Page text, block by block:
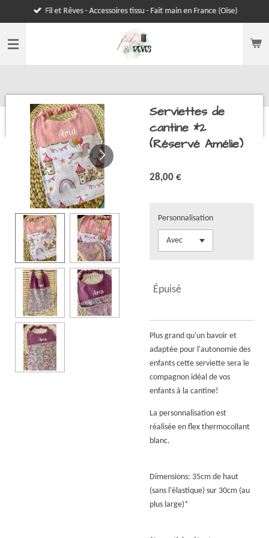
au
contenu
Fil et Rêves - Accessoires tissu - Fait main en France (Oise)
Serviettes de
cantine *2
(Réservé Amélie)
28,00 €
Personnalisation
Épuisé
Plus grand qu'un bavoir et
adaptée pour l'autonomie des
enfants cette serviette sera le
compagnon idéal de vos
enfants à la cantine!
La personnalisation est
réalisée en flex thermocollant
blanc.
Dimensions: 35cm de haut
(sans l'élastique) sur 30cm (au
plus large)*